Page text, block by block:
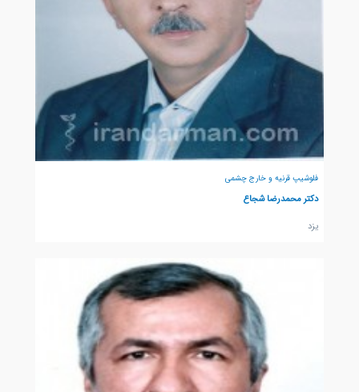
فلوشیپ قرنیه و خارج چشمی
دکتر محمدرضا شجاع
يزد